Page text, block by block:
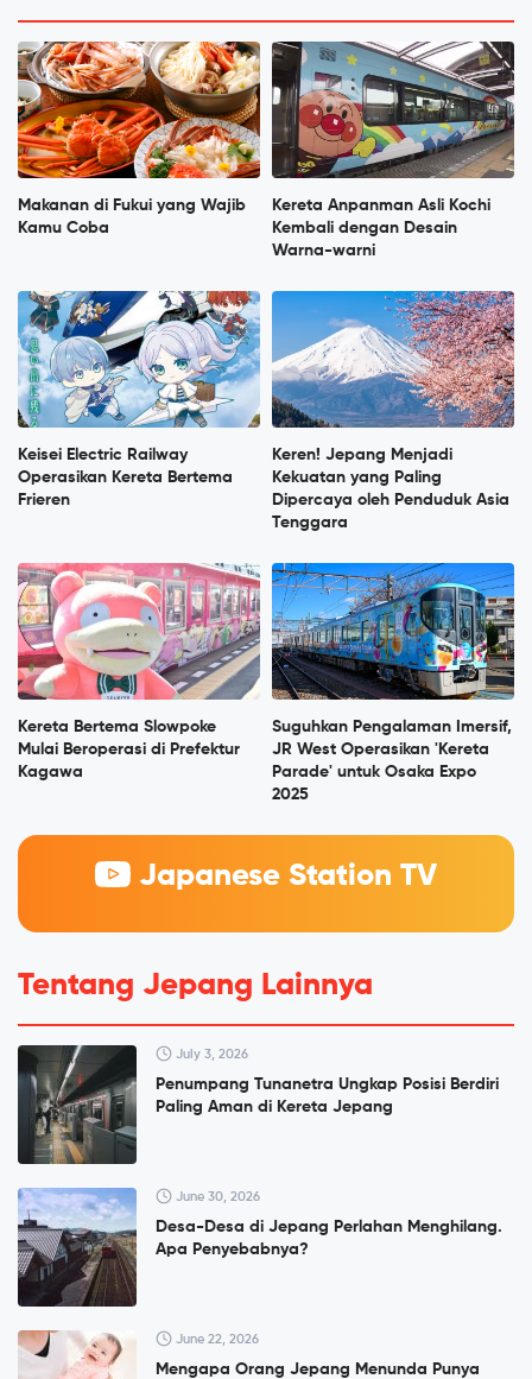
Makanan di Fukui yang Wajib
Kamu Coba
Kereta Anpanman Asli Kochi
Kembali dengan Desain
Warna-warni
Keisei Electric Railway
Operasikan Kereta Bertema
Frieren
Keren! Jepang Menjadi
Kekuatan yang Paling
Dipercaya oleh Penduduk Asia
Tenggara
Kereta Bertema Slowpoke
Mulai Beroperasi di Prefektur
Kagawa
Suguhkan Pengalaman Imersif,
JR West Operasikan 'Kereta
Parade' untuk Osaka Expo
2025
Japanese Station TV
Tentang Jepang Lainnya
July 3, 2026
Penumpang Tunanetra Ungkap Posisi Berdiri
Paling Aman di Kereta Jepang
June 30, 2026
Desa-Desa di Jepang Perlahan Menghilang.
Apa Penyebabnya?
June 22, 2026
Mengapa Orang Jepang Menunda Punya